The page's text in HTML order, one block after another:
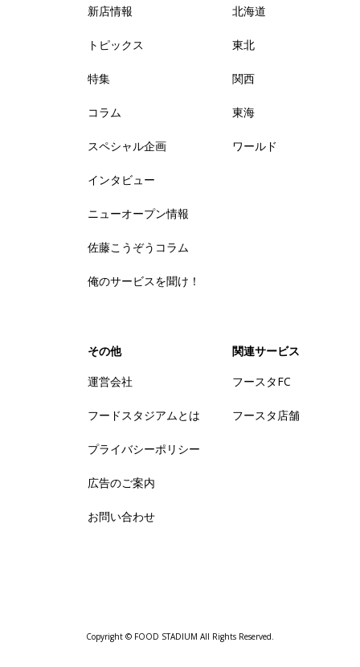
新店情報
トピックス
特集
コラム
スペシャル企画
インタビュー
ニューオープン情報
佐藤こうぞうコラム
俺のサービスを聞け！
北海道
東北
関西
東海
ワールド
その他
運営会社
フードスタジアムとは
プライバシーポリシー
広告のご案内
お問い合わせ
関連サービス
フースタFC
フースタ店舗
Copyright © FOOD STADIUM All Rights Reserved.